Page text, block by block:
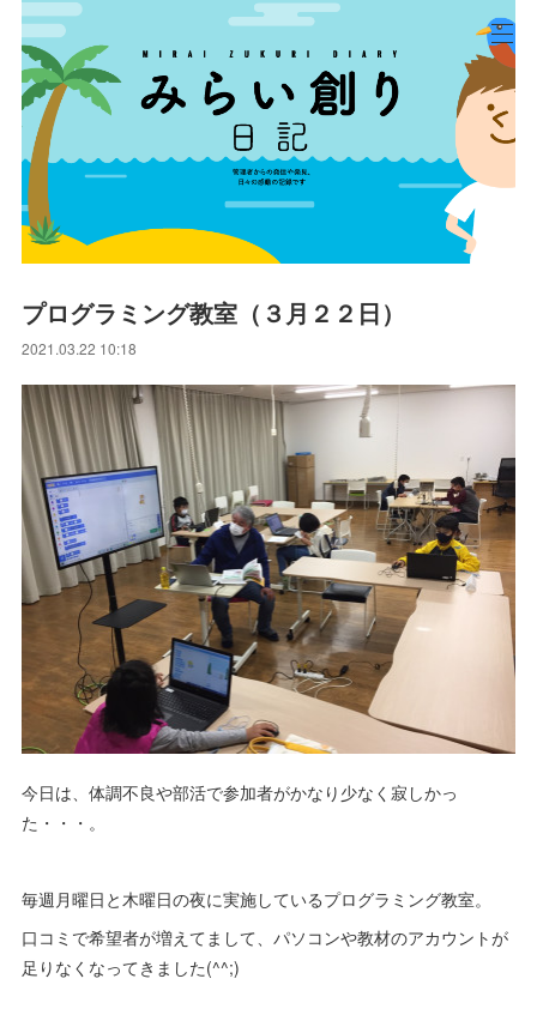
プログラミング教室（３月２２日）
2021.03.22 10:18
今日は、体調不良や部活で参加者がかなり少なく寂しかっ
た・・・。
毎週月曜日と木曜日の夜に実施しているプログラミング教室。
口コミで希望者が増えてまして、パソコンや教材のアカウントが
足りなくなってきました(^^;)